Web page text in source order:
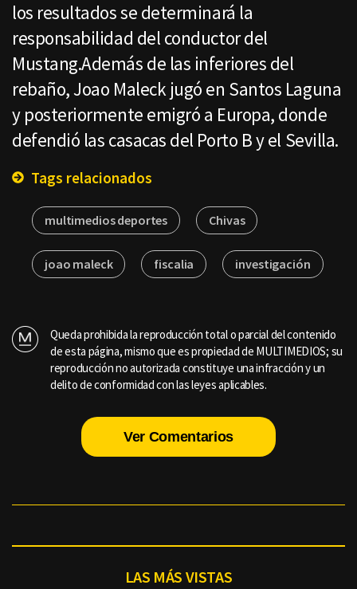
los resultados se determinará la
responsabilidad del conductor del
Mustang.Además de las inferiores del
rebaño, Joao Maleck jugó en Santos Laguna
y posteriormente emigró a Europa, donde
defendió las casacas del Porto B y el Sevilla.
Tags relacionados
multimedios deportes Chivas
joao maleck fiscalia investigación
Queda prohibida la reproducción total o parcial del contenido
de esta página, mismo que es propiedad de MULTIMEDIOS; su
reproducción no autorizada constituye una infracción y un
delito de conformidad con las leyes aplicables.
Ver Comentarios
LAS MÁS VISTAS